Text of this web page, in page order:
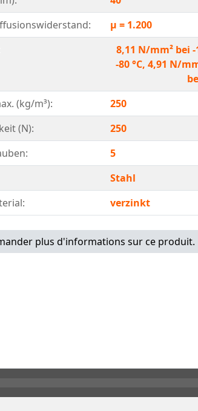
μ = 1.200
8,11 N/mm² bei -
-80 °C, 4,91 N/
(kg/m³):
250
(N):
250
5
Stahl
verzinkt
plus d'informations sur ce produit.